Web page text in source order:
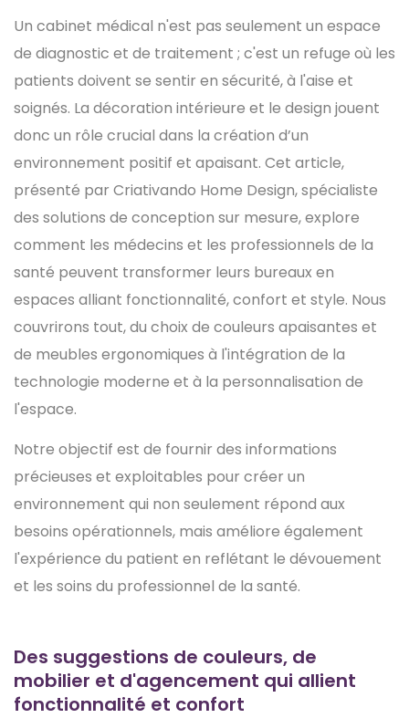
Un cabinet médical n'est pas seulement un espace
de diagnostic et de traitement ; c'est un refuge où les
patients doivent se sentir en sécurité, à l'aise et
soignés. La décoration intérieure et le design jouent
donc un rôle crucial dans la création d’un
environnement positif et apaisant. Cet article,
présenté par Criativando Home Design, spécialiste
des solutions de conception sur mesure, explore
comment les médecins et les professionnels de la
santé peuvent transformer leurs bureaux en
espaces alliant fonctionnalité, confort et style. Nous
couvrirons tout, du choix de couleurs apaisantes et
de meubles ergonomiques à l'intégration de la
technologie moderne et à la personnalisation de
l'espace.
Notre objectif est de fournir des informations
précieuses et exploitables pour créer un
environnement qui non seulement répond aux
besoins opérationnels, mais améliore également
l'expérience du patient en reflétant le dévouement
et les soins du professionnel de la santé.
Des suggestions de couleurs, de
mobilier et d'agencement qui allient
fonctionnalité et confort